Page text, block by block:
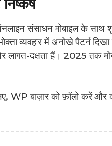
संसाधन मोबाइल के साथ
व्यवहार में अनोखे पैटर्न
और लागत-दक्षता हैं। 2025 तक
WP बाज़ार को फ़ॉलो करें और